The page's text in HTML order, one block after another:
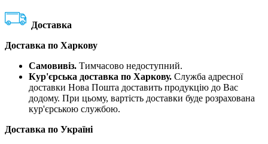
Доставка
Доставка по Харкову
Самовивіз. Тимчасово недоступний.
Кур'єрська доставка по Харкову. Служба адресної
доставки Нова Пошта доставить продукцію до Вас
додому. При цьому, вартість доставки буде розрахована
кур'єрською службою.
Доставка по Україні